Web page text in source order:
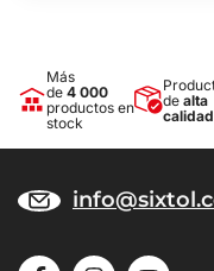
Más
de 4 000
productos en
stock
de alta
calidad